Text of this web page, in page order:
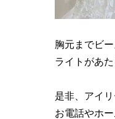
胸元までビ
ライトがあ
是非、アイ
お電話やホ